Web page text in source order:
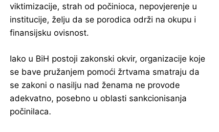
viktimizacije, strah od počinioca, nepovjerenje u
institucije, želju da se porodica održi na okupu i
finansijsku ovisnost.
Iako u BiH postoji zakonski okvir, organizacije koje
se bave pružanjem pomoći žrtvama smatraju da
se zakoni o nasilju nad ženama ne provode
adekvatno, posebno u oblasti sankcionisanja
počinilaca.